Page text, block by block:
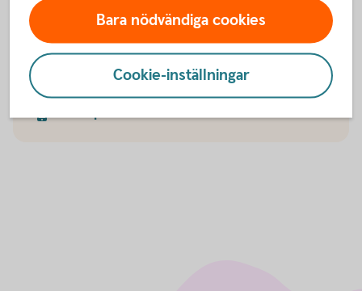
Kontakta oss
Har du frågor? Välkommen att kontakta oss på
Bara nödvändiga cookies
Cookie-inställningar